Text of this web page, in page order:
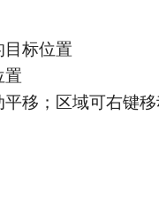
目标位置
置
移；区域可右键